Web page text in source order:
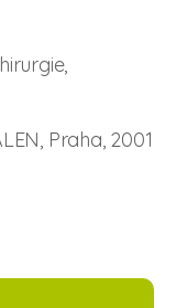
Praha, 2001